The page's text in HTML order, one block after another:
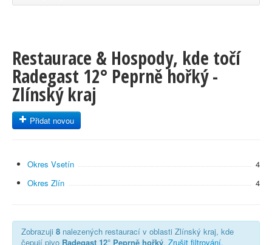
Restaurace & Hospody, kde točí
Radegast 12° Peprně hořký -
Zlínský kraj
Přidat novou
Okres Vsetín
4
Okres Zlín
4
Zobrazuji 8 nalezených restaurací v oblasti Zlínský kraj, kde
čepují pivo Radegast 12° Peprně hořký. Zrušit filtrování.